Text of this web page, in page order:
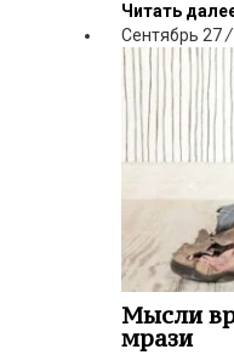
Читать
Сентябрь 27/
Мысли
мрази